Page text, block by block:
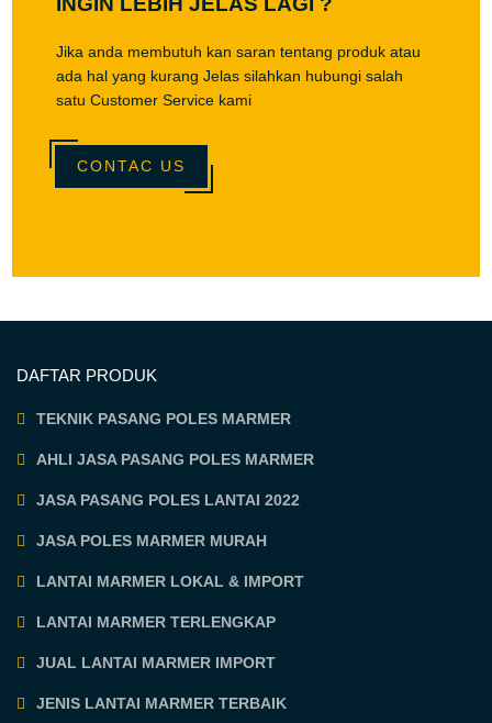
Jika anda membutuh kan saran tentang produk atau
ada hal yang kurang Jelas silahkan hubungi salah
satu Customer Service kami
CONTAC US
DAFTAR PRODUK
TEKNIK PASANG POLES MARMER
AHLI JASA PASANG POLES MARMER
JASA PASANG POLES LANTAI 2022
JASA POLES MARMER MURAH
LANTAI MARMER LOKAL & IMPORT
LANTAI MARMER TERLENGKAP
JUAL LANTAI MARMER IMPORT
JENIS LANTAI MARMER TERBAIK